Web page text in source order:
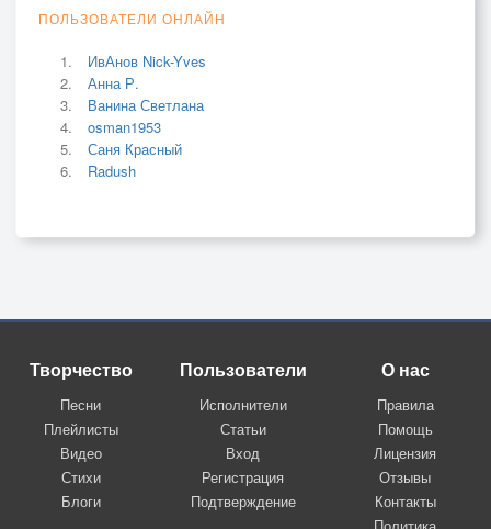
ПОЛЬЗОВАТЕЛИ ОНЛАЙН
ИвАнов Nick-Yves
Анна Р.
Ванина Светлана
osman1953
Саня Красный
Radush
Творчество
Песни
Плейлисты
Видео
Стихи
Блоги
Пользователи
Исполнители
Статьи
Вход
Регистрация
Подтверждение
О нас
Правила
Помощь
Лицензия
Отзывы
Контакты